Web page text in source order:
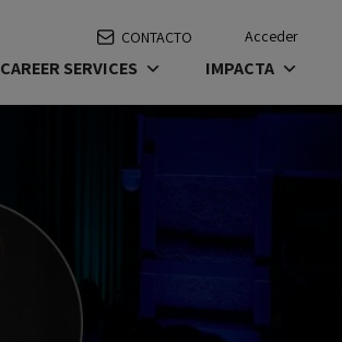
CONTACTO Acceder
CAREER SERVICES IMPACTA